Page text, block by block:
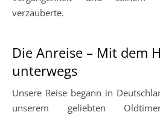
verzauberte.
Die Anreise – Mit dem
unterwegs
Unsere Reise begann in
unserem geliebten